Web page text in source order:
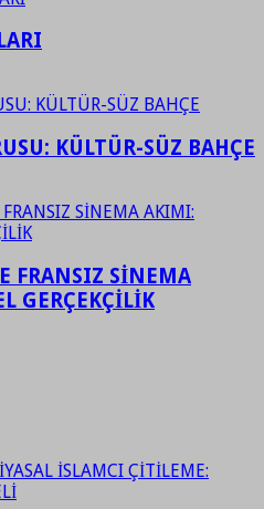
KÜLTÜR-SÜZ BAHÇE
FRANSIZ SİNEMA
GERÇEKÇİLİK